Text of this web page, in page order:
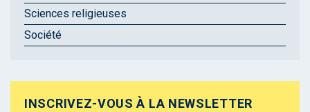
Sciences religieuses
Société
INSCRIVEZ-VOUS À LA NEWSLETTER